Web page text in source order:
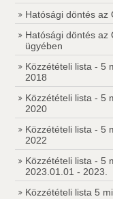
Hatósági döntés az
Hatósági döntés az
ügyében
Közzétételi lista - 5
2018
Közzétételi lista - 5
2020
Közzétételi lista - 5
2022
Közzétételi lista - 5
2023.01.01 - 2023.
Közzétételi lista 5